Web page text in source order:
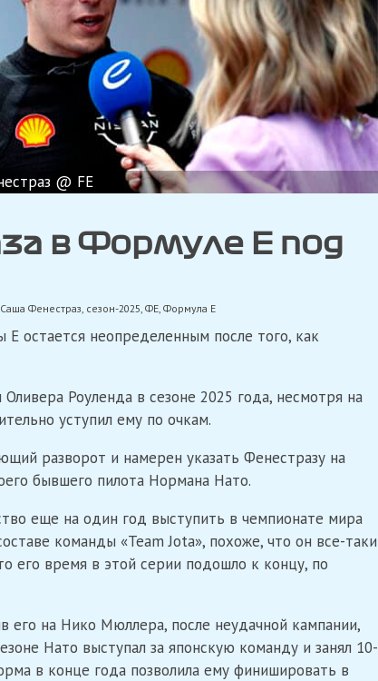
@ FE
в Формуле E под
Саша Фенестраз, сезон-2025, ФЕ, Формула Е
остается неопределенным после того, как
Роуленда в сезоне 2025 года, несмотря на
уступил ему по очкам.
разворот и намерен указать Фенестразу на
бывшего пилота Нормана Нато.
еще на один год выступить в чемпионате мира
команды «Team Jota», похоже, что он все-таки
его время в этой серии подошло к концу, по
его на Нико Мюллера, после неудачной кампании,
Нато выступал за японскую команду и занял 10-
в конце года позволила ему финишировать в